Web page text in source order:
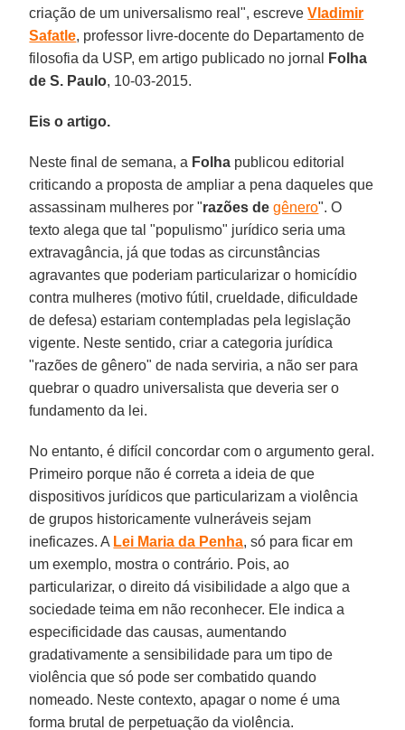
criação de um universalismo real", escreveVladimir
Safatle, professor livre-docente do Departamento de
filosofia da USP, em artigo publicado no jornal
Folha
de S. Paulo, 10-03-2015.
Eis o artigo.
Neste final de semana, a Folha publicou editorial
criticando a proposta de ampliar a pena daqueles que
assassinam mulheres por "razões degênero". O
texto alega que tal "populismo" jurídico seria uma
extravagância, já que todas as circunstâncias
agravantes que poderiam particularizar o homicídio
contra mulheres (motivo fútil, crueldade, dificuldade
de defesa) estariam contempladas pela legislação
vigente. Neste sentido, criar a categoria jurídica
"razões de gênero" de nada serviria, a não ser para
quebrar o quadro universalista que deveria ser o
fundamento da lei.
No entanto, é difícil concordar com o argumento geral.
Primeiro porque não é correta a ideia de que
dispositivos jurídicos que particularizam a violência
de grupos historicamente vulneráveis sejam
ineficazes. A Lei Maria da Penha, só para ficar em
um exemplo, mostra o contrário. Pois, ao
particularizar, o direito dá visibilidade a algo que a
sociedade teima em não reconhecer. Ele indica a
especificidade das causas, aumentando
gradativamente a sensibilidade para um tipo de
violência que só pode ser combatido quando
nomeado. Neste contexto, apagar o nome é uma
forma brutal de perpetuação da violência.